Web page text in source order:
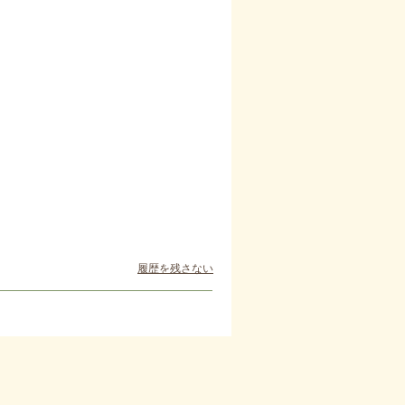
履歴を残さない